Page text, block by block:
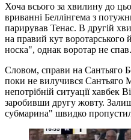
Хоча всього за хвилину до
вриванні Беллінгема з
парирував Тенас. В другій
на правий кут
носка", однак воротар не спав.
Словом, справи на Сантьяго
поки не вилучився Сантьяго
непотрібній ситуації хавбек
заробивши другу жовту.
субмарина" швидко